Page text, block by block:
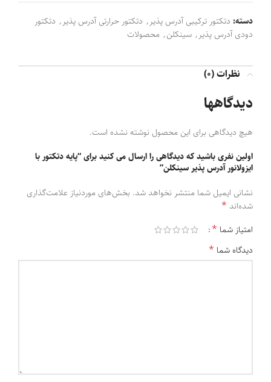
دسته: دتکتور ترکیبی آدرس پذیر, دتکتور حرارتی آدرس پذیر, دتکتور
دودی آدرس پذیر, سینکلن, محصولات
نظرات (0)
دیدگاهها
هیچ دیدگاهی برای این محصول نوشته نشده است.
اولین نفری باشید که دیدگاهی را ارسال می کنید برای “پایه دتکتور با
ایزولانور آدرس پذیر سینکلن”
نشانی ایمیل شما منتشر نخواهد شد. بخش‌های موردنیاز علامت‌گذاری
شده‌اند *
امتیاز شما *
دیدگاه شما *